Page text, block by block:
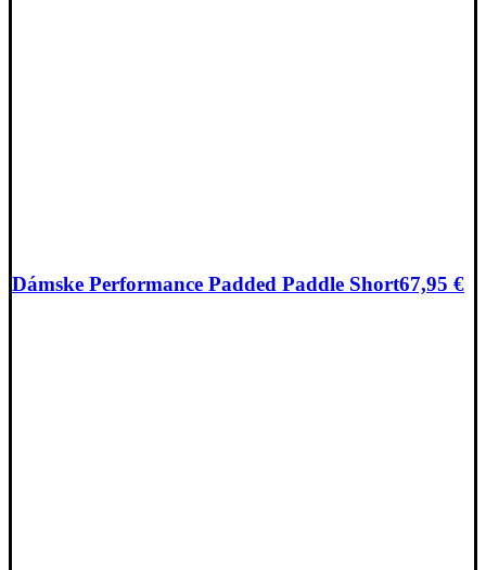
Dámske Performance Padded Paddle Short67,95 €